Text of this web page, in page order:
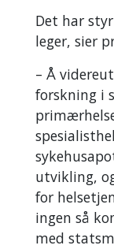
Det har
leger, sier
– Å
forskning i
utvikling,
for
ingen så
med